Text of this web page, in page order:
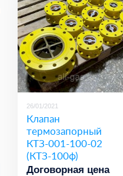
26/01/2021
Клапан
термозапорный
КТЗ-001-100-02
(КТЗ-100ф)
Договорная цена